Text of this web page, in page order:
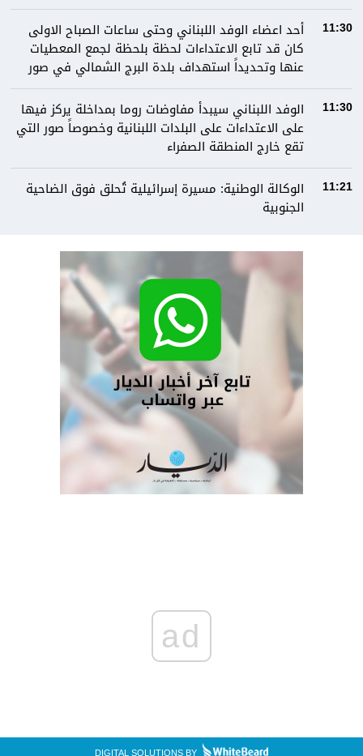
11:30
أحد اعضاء الوفد اللبناني وحتى ساعات الصباح الاولى
كان قد تابع الاعتداءات لحظة بلحظة لجمع المعطيات
عنها وتحديداً استهداف بلدة البرج الشمالي في صور
11:30
الوفد اللبناني سيبدأ مفاوضات روما بمداخلة يركز فيها
على الاعتداءات على البلدات اللبنانية وخصوصاً صور التي
تقع خارج المنطقة الصفراء
11:21
الوكالة الوطنية: مسيرة إسرائيلية تُحلق فوق الضاحية
الجنوبية
ad
DIGITAL SOLUTIONS BY